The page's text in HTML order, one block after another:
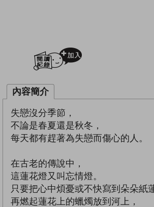
內容簡介
失戀沒分季節，
不論是春夏還是秋冬，
每天都有趕著為失戀而傷心的人。
在古老的傳說中，
這蓮花燈又叫忘情燈。
只要把心中煩憂或不快寫到朵朵紙
再燃起蓮花上的蠟燭放到河上，